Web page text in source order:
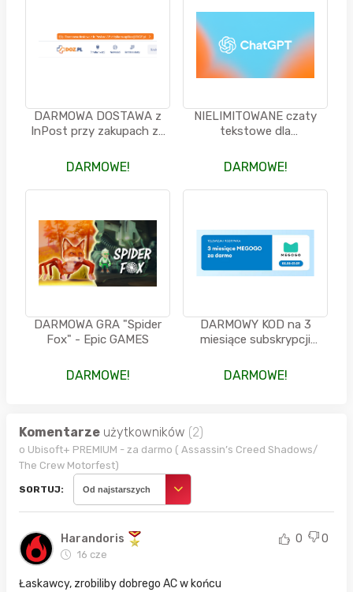
DARMOWA DOSTAWA z
InPost przy zakupach za
DOZ
DARMOWE!
NIELIMITOWANE czaty
tekstowe dla
darmowej wersji ChatGTP
DARMOWE!
DARMOWA GRA "Spider
Fox" - Epic GAMES
DARMOWE!
DARMOWY KOD na 3
miesiące subskrypcji
SinseyPlus
DARMOWE!
Komentarze użytkowników (2)
o Ubisoft+ PREMIUM - za darmo ( Assassin’s Creed Shadows/
The Crew Motorfest)
SORTUJ: Od najstarszych
Harandoris
16 cze
0 0
Łaskawcy, zrobiliby dobrego AC w końcu